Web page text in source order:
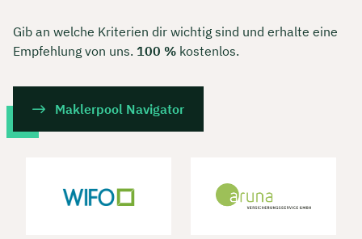
Gib an welche Kriterien dir wichtig sind und erhalte eine
Empfehlung von uns. 100 % kostenlos.
Maklerpool Navigator